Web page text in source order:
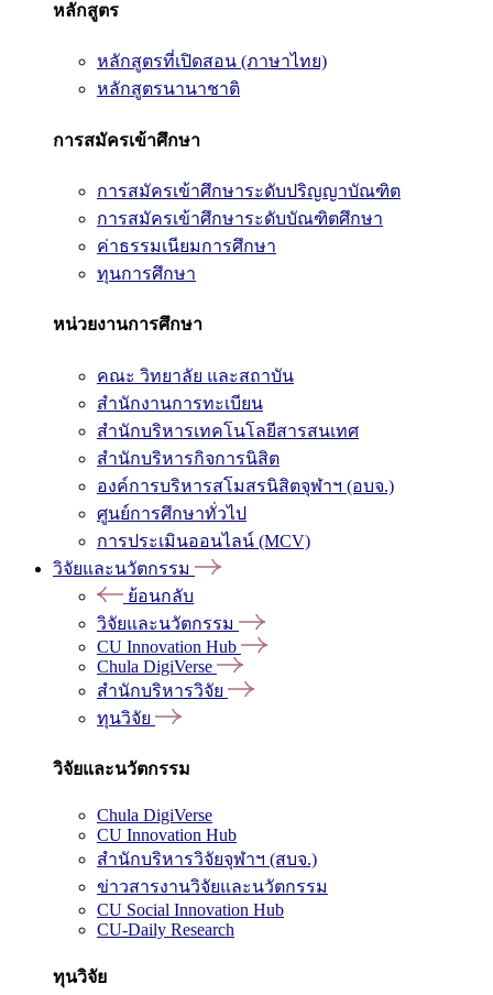
หลักสูตร
หลักสูตรที่เปิดสอน (ภาษาไทย)
หลักสูตรนานาชาติ
การสมัครเข้าศึกษา
การสมัครเข้าศึกษาระดับปริญญาบัณฑิต
การสมัครเข้าศึกษาระดับบัณฑิตศึกษา
ค่าธรรมเนียมการศึกษา
ทุนการศึกษา
หน่วยงานการศึกษา
คณะ วิทยาลัย และสถาบัน
สำนักงานการทะเบียน
สำนักบริหารเทคโนโลยีสารสนเทศ
สำนักบริหารกิจการนิสิต
องค์การบริหารสโมสรนิสิตจุฬาฯ (อบจ.)
ศูนย์การศึกษาทั่วไป
การประเมินออนไลน์ (MCV)
วิจัยและนวัตกรรม
ย้อนกลับ
วิจัยและนวัตกรรม
CU Innovation Hub
Chula DigiVerse
สำนักบริหารวิจัย
ทุนวิจัย
วิจัยและนวัตกรรม
Chula DigiVerse
CU Innovation Hub
สำนักบริหารวิจัยจุฬาฯ (สบจ.)
ข่าวสารงานวิจัยและนวัตกรรม
CU Social Innovation Hub
CU-Daily Research
ทุนวิจัย